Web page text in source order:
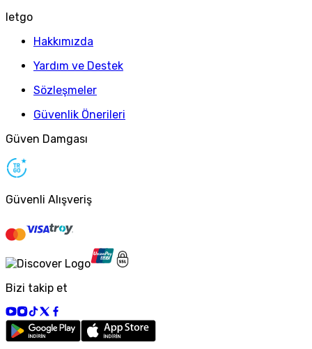
letgo
Hakkımızda
Yardım ve Destek
Sözleşmeler
Güvenlik Önerileri
Güven Damgası
Güvenli Alışveriş
Bizi takip et